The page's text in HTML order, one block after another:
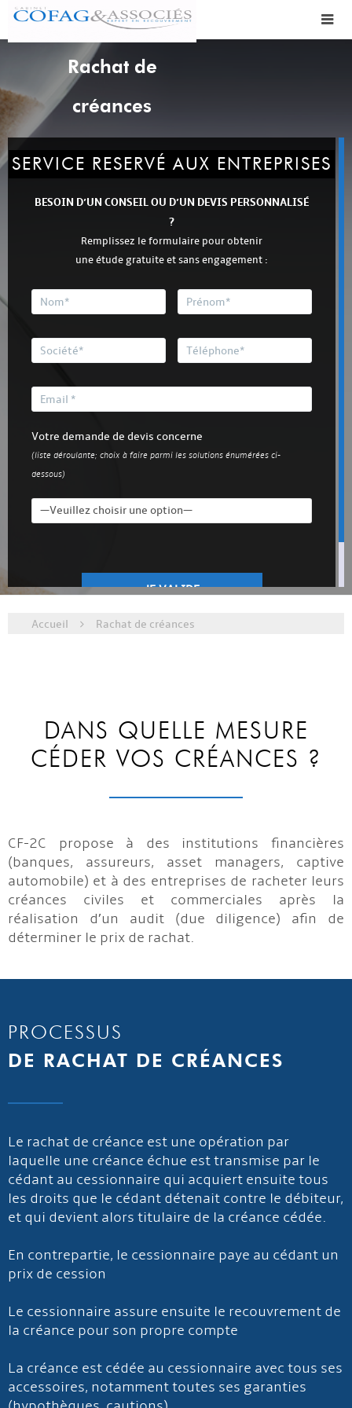
Rachat de
créances
SERVICE RESERVÉ AUX ENTREPRISES
BESOIN D’UN CONSEIL OU D’UN DEVIS PERSONNALISÉ
?
Remplissez le formulaire pour obtenir
une étude gratuite et sans engagement :
Votre demande de devis concerne
(liste déroulante; choix à faire parmi les solutions énumérées ci-
dessous)
Accueil Rachat de créances
DANS QUELLE MESURE
CÉDER VOS CRÉANCES ?
CF-2C propose à des institutions financières
(banques, assureurs, asset managers, captive
automobile) et à des entreprises de racheter leurs
créances civiles et commerciales après la
réalisation d’un audit (due diligence) afin de
déterminer le prix de rachat.
PROCESSUS
DE RACHAT DE CRÉANCES
Le rachat de créance est une opération par
laquelle une créance échue est transmise par le
cédant au cessionnaire qui acquiert ensuite tous
les droits que le cédant détenait contre le débiteur,
et qui devient alors titulaire de la créance cédée.
En contrepartie, le cessionnaire paye au cédant un
prix de cession
Le cessionnaire assure ensuite le recouvrement de
la créance pour son propre compte
La créance est cédée au cessionnaire avec tous ses
accessoires, notamment toutes ses garanties